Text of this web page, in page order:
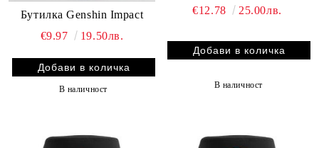
Бутилка Genshin Impact
€9.97
19.50лв.
В наличност
€12.78 25.00лв.
В наличност